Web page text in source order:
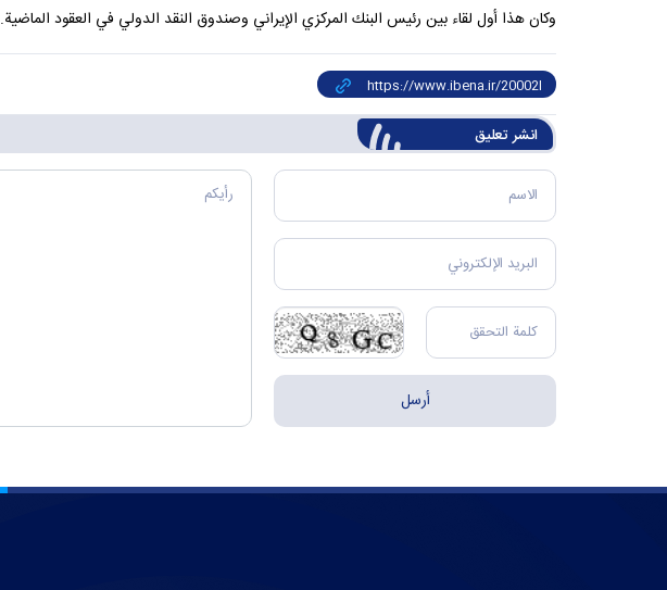
وكان هذا أول لقاء بين رئيس البنك المركزي الإيراني وصندوق النقد الدولي في العقود الماضية.
انشر تعليق